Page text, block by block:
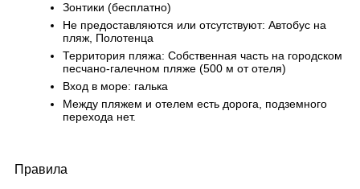
Зонтики (бесплатно)
Не предоставляются или отсутствуют: Автобус на
пляж, Полотенца
Территория пляжа: Собственная часть на городском
песчано-галечном пляже (500 м от отеля)
Вход в море: галька
Между пляжем и отелем есть дорога, подземного
перехода нет.
Правила